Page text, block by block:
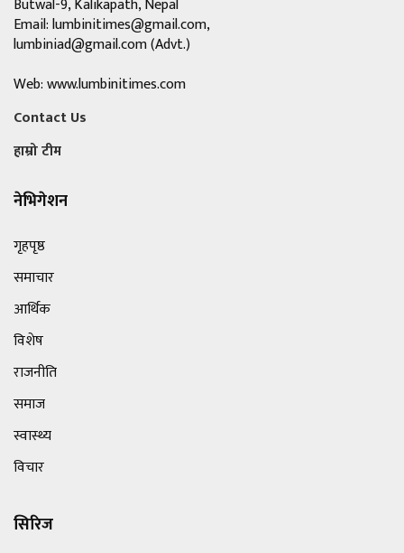
Butwal-9, Kalikapath, Nepal
Email:lumbinitimes@gmail.com,
lumbiniad@gmail.com(Advt.)
Web: www.lumbinitimes.com
Contact Us
हाम्रो टीम
नेभिगेशन
गृहपृष्ठ
समाचार
आर्थिक
विशेष
राजनीति
समाज
स्वास्थ्य
विचार
सिरिज